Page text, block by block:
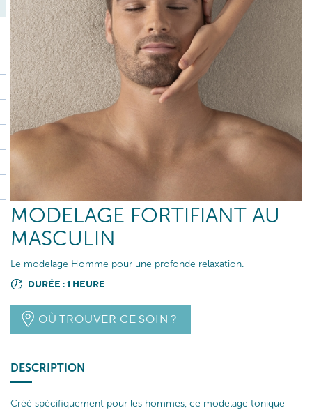
MODELAGE FORTIFIANT AU
MASCULIN
Le modelage Homme pour une profonde relaxation.
DURÉE : 1 HEURE
OÙ TROUVER CE SOIN ?
DESCRIPTION
Créé spécifiquement pour les hommes, ce modelage tonique